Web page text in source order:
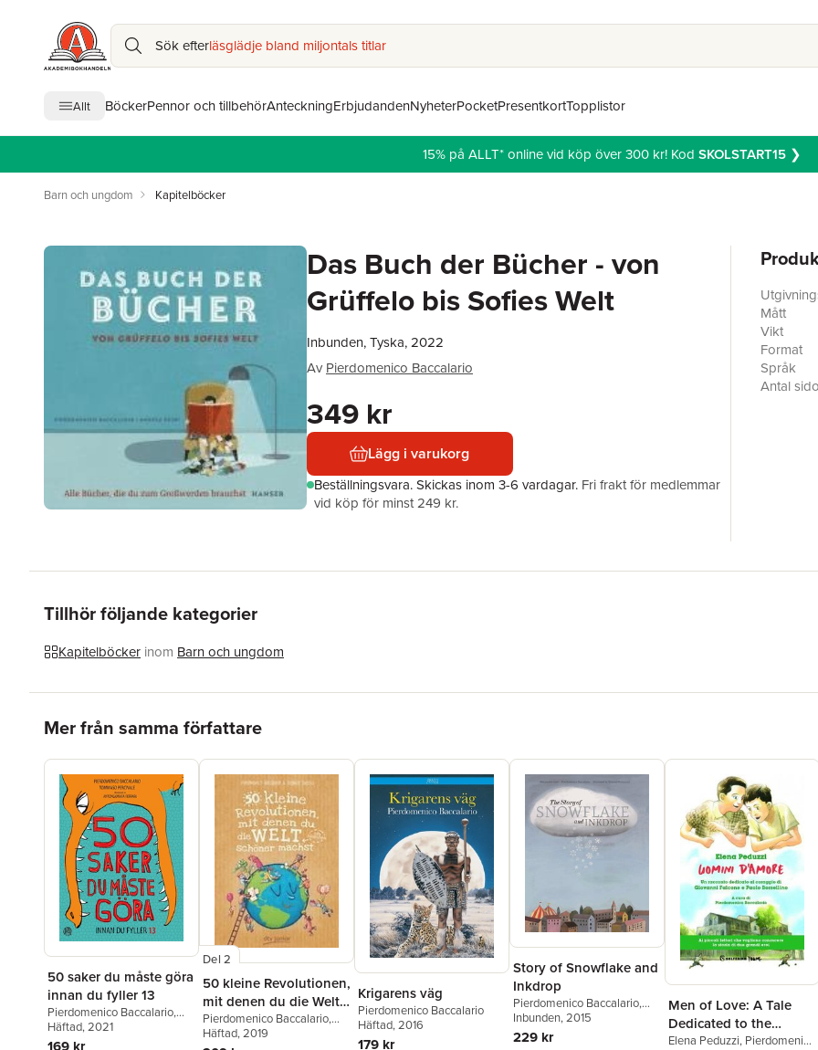
Sök efterläsglädje bland miljontals titlar
Allt BöckerPennor och tillbehörAnteckningErbjudandenNyheterPocketPresentkortTopplistor
15% på ALLT* online vid köp över 300 kr! Kod SKOLSTART15❯
Barn och ungdom Kapitelböcker
Das Buch der Bücher - von
Grüffelo bis Sofies Welt
Inbunden, Tyska, 2022
Av Pierdomenico Baccalario
349 kr
Lägg i varukorg
Beställningsvara.Skickas inom 3-6 vardagar. Fri frakt för medlemmar
vid köp för minst 249 kr.
Mått
Vikt
Format
Språk
Antal
Tillhör följande kategorier
Kapitelböcker inom Barn och ungdom
Mer från samma författare
50 saker du måste göra
innan du fyller 13
Pierdomenico Baccalario,
Tommaso Percivale
Häftad, 2021
Del 2
50 kleine Revolutionen,
mit denen du die Welt
(ein bisschen) schöner
machst
Pierdomenico Baccalario,
Federico Taddia
Häftad, 2019
Krigarens väg
Pierdomenico Baccalario
Häftad, 2016
179 kr
Story of Snowflake and
Inkdrop
Pierdomenico Baccalario,
Alessandro Gatti
Mulazzani
Inbunden, 2015
229 kr
Men of Love: A Tale
Dedicated to the
Courage of Giovanni
Elena Peduzzi, Pierdomenico